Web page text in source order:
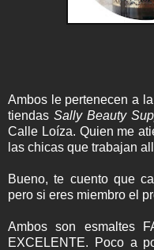
Ambos le pertenecen a
tiendas Sally Beauty
Calle Loíza. Quien me
las chicas que trabajan
Bueno, te cuento que
pero si eres miembro el
Ambos son esmaltes
EXCELENTE. Poco a